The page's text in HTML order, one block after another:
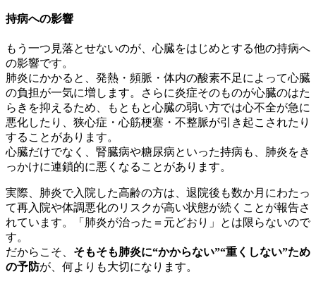
持病への影響
もう一つ見落とせないのが、心臓をはじめとする他の持病へ
の影響です。
肺炎にかかると、発熱・頻脈・体内の酸素不足によって心臓
の負担が一気に増します。さらに炎症そのものが心臓のはた
らきを抑えるため、もともと心臓の弱い方では心不全が急に
悪化したり、狭心症・心筋梗塞・不整脈が引き起こされたり
することがあります。
心臓だけでなく、腎臓病や糖尿病といった持病も、肺炎をき
っかけに連鎖的に悪くなることがあります。
実際、肺炎で入院した高齢の方は、退院後も数か月にわたっ
て再入院や体調悪化のリスクが高い状態が続くことが報告さ
れています。「肺炎が治った＝元どおり」とは限らないので
す。
だからこそ、 そもそも肺炎に“かからない”“重くしない”ため
の予防が、何よりも大切になります。